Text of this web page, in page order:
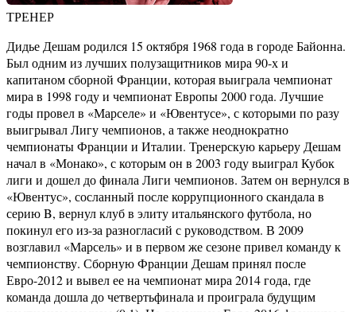
ТРЕНЕР
Дидье Дешам родился 15 октября 1968 года в городе Байонна.
Был одним из лучших полузащитников мира 90-х и
капитаном сборной Франции, которая выиграла чемпионат
мира в 1998 году и чемпионат Европы 2000 года. Лучшие
годы провел в «Марселе» и «Ювентусе», с которыми по разу
выигрывал Лигу чемпионов, а также неоднократно
чемпионаты Франции и Италии. Тренерскую карьеру Дешам
начал в «Монако», с которым он в 2003 году выиграл Кубок
лиги и дошел до финала Лиги чемпионов. Затем он вернулся в
«Ювентус», сосланный после коррупционного скандала в
серию B, вернул клуб в элиту итальянского футбола, но
покинул его из-за разногласий с руководством. В 2009
возглавил «Марсель» и в первом же сезоне привел команду к
чемпионству. Сборную Франции Дешам принял после
Евро-2012 и вывел ее на чемпионат мира 2014 года, где
команда дошла до четвертьфинала и проиграла будущим